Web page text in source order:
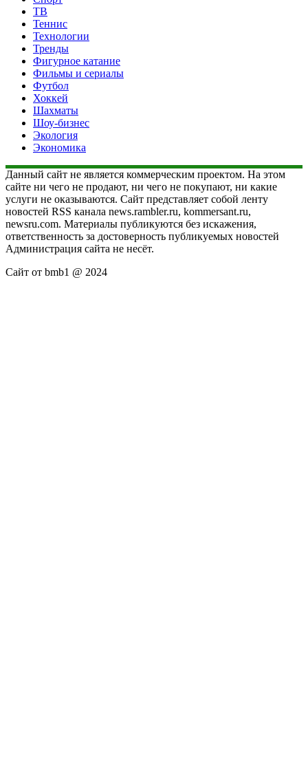
ТВ
Теннис
Технологии
Тренды
Фигурное катание
Фильмы и сериалы
Футбол
Хоккей
Шахматы
Шоу-бизнес
Экология
Экономика
Данный сайт не является коммерческим проектом. На этом
сайте ни чего не продают, ни чего не покупают, ни какие
услуги не оказываются. Сайт представляет собой ленту
новостей RSS канала news.rambler.ru, kommersant.ru,
newsru.com. Материалы публикуются без искажения,
ответственность за достоверность публикуемых новостей
Администрация сайта не несёт.
Сайт от bmb1 @ 2024